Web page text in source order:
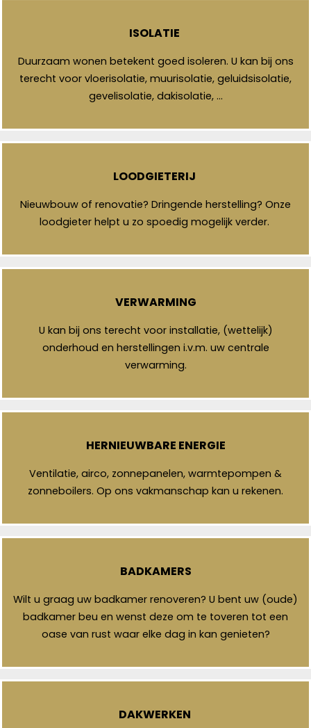
ISOLATIE
Duurzaam wonen betekent goed isoleren. U kan bij ons
terecht voor vloerisolatie, muurisolatie, geluidsisolatie,
gevelisolatie, dakisolatie, …
LOODGIETERIJ
Nieuwbouw of renovatie? Dringende herstelling? Onze
loodgieter helpt u zo spoedig mogelijk verder.
VERWARMING
U kan bij ons terecht voor installatie, (wettelijk)
onderhoud en herstellingen i.v.m. uw centrale
verwarming.
HERNIEUWBARE ENERGIE
Ventilatie, airco, zonnepanelen, warmtepompen &
zonneboilers. Op ons vakmanschap kan u rekenen.
BADKAMERS
Wilt u graag uw badkamer renoveren? U bent uw (oude)
badkamer beu en wenst deze om te toveren tot een
oase van rust waar elke dag in kan genieten?
DAKWERKEN